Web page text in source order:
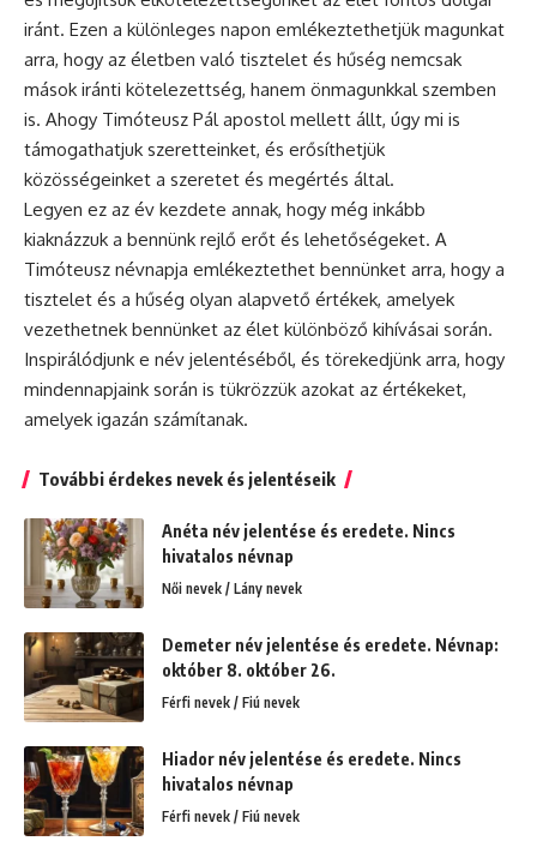
iránt. Ezen a különleges napon emlékeztethetjük magunkat
arra, hogy az életben való tisztelet és hűség nemcsak
mások iránti kötelezettség, hanem önmagunkkal szemben
is. Ahogy Timóteusz Pál apostol mellett állt, úgy mi is
támogathatjuk szeretteinket, és erősíthetjük
közösségeinket a szeretet és megértés által.
Legyen ez az év kezdete annak, hogy még inkább
kiaknázzuk a bennünk rejlő erőt és lehetőségeket. A
Timóteusz névnapja emlékeztethet bennünket arra, hogy a
tisztelet és a hűség olyan alapvető értékek, amelyek
vezethetnek bennünket az élet különböző kihívásai során.
Inspirálódjunk e név jelentéséből, és törekedjünk arra, hogy
mindennapjaink során is tükrözzük azokat az értékeket,
amelyek igazán számítanak.
További érdekes nevek és jelentéseik
Anéta név jelentése és eredete. Nincs
hivatalos névnap
Női nevek / Lány nevek
Demeter név jelentése és eredete. Névnap:
október 8. október 26.
Férfi nevek / Fiú nevek
Hiador név jelentése és eredete. Nincs
hivatalos névnap
Férfi nevek / Fiú nevek